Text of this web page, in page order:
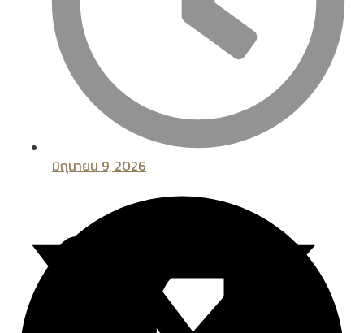
มิถุนายน 9, 2026